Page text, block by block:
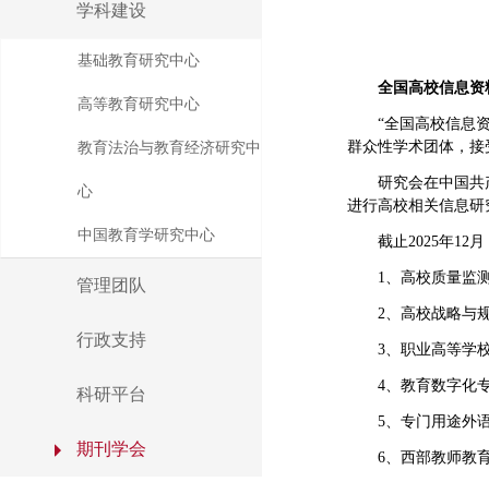
学科建设
基础教育研究中心
高等教育研究中心
教育法治与教育经济研究中
心
中国教育学研究中心
管理团队
行政支持
科研平台
期刊学会
全国高校信息
“全国高校信息
群众性学术团体，
研究会在中国
进行高校相关信息
截止2025年12
1、高校质量监
2、高校战略与
3、职业高等学
4、教育数字化
5、专门用途外
6、西部教师教